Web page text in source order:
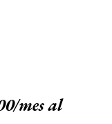
mes al